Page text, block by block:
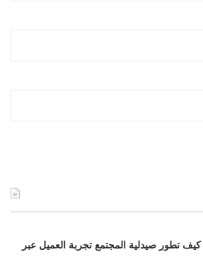
تطور صيدلية المجتمع تجربة العميل عبر